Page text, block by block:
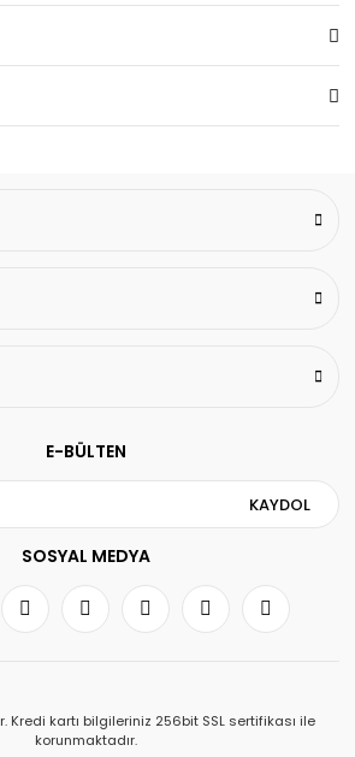
E-BÜLTEN
KAYDOL
SOSYAL MEDYA
Kredi kartı bilgileriniz 256bit SSL sertifikası ile
korunmaktadır.